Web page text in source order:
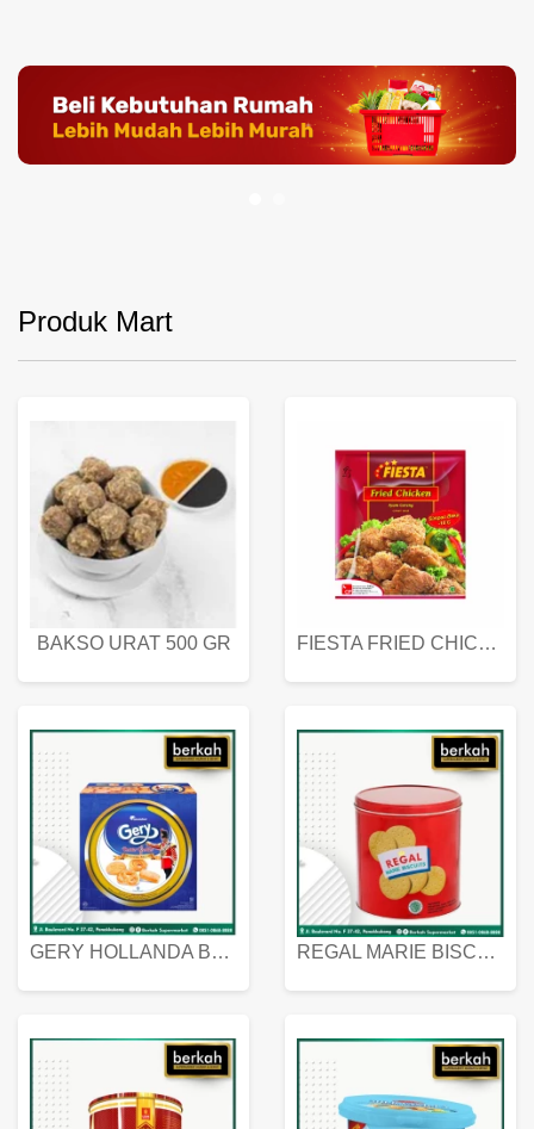
Produk Mart
BAKSO URAT 500 GR FIESTA FRIED CHICKEN 500 GR
GERY HOLLANDA BUTTER COOKIES 450 GRAM REGAL MARIE BISCUIT KALENG 550 GRAM